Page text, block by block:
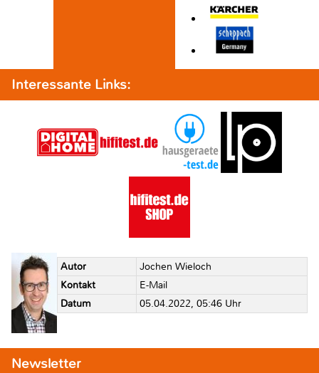
Interessante Links:
Autor
Jochen Wieloch
Kontakt
E-Mail
Datum
05.04.2022, 05:46 Uhr
Newsletter